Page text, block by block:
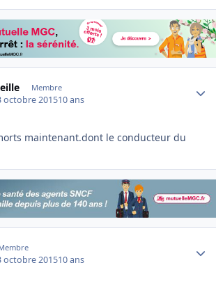
Membre
octobre 201510 ans
maintenant.dont le conducteur du
octobre 201510 ans